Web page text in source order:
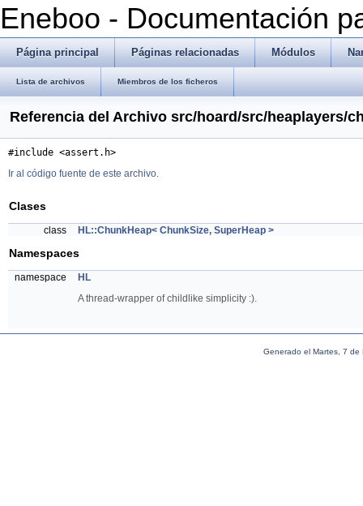
Eneboo - Documentación
Página principal Páginas relacionadas Módulos
Lista de archivos Miembros de los ficheros
Referencia del Archivo src/hoard/src/heaplayers/
#include <assert.h>
Ir al código fuente de este archivo.
Clases
class HL::ChunkHeap< ChunkSize, SuperHeap >
Namespaces
namespace
HL
A thread-wrapper of childlike simplicity :).
Generado el Martes, 7